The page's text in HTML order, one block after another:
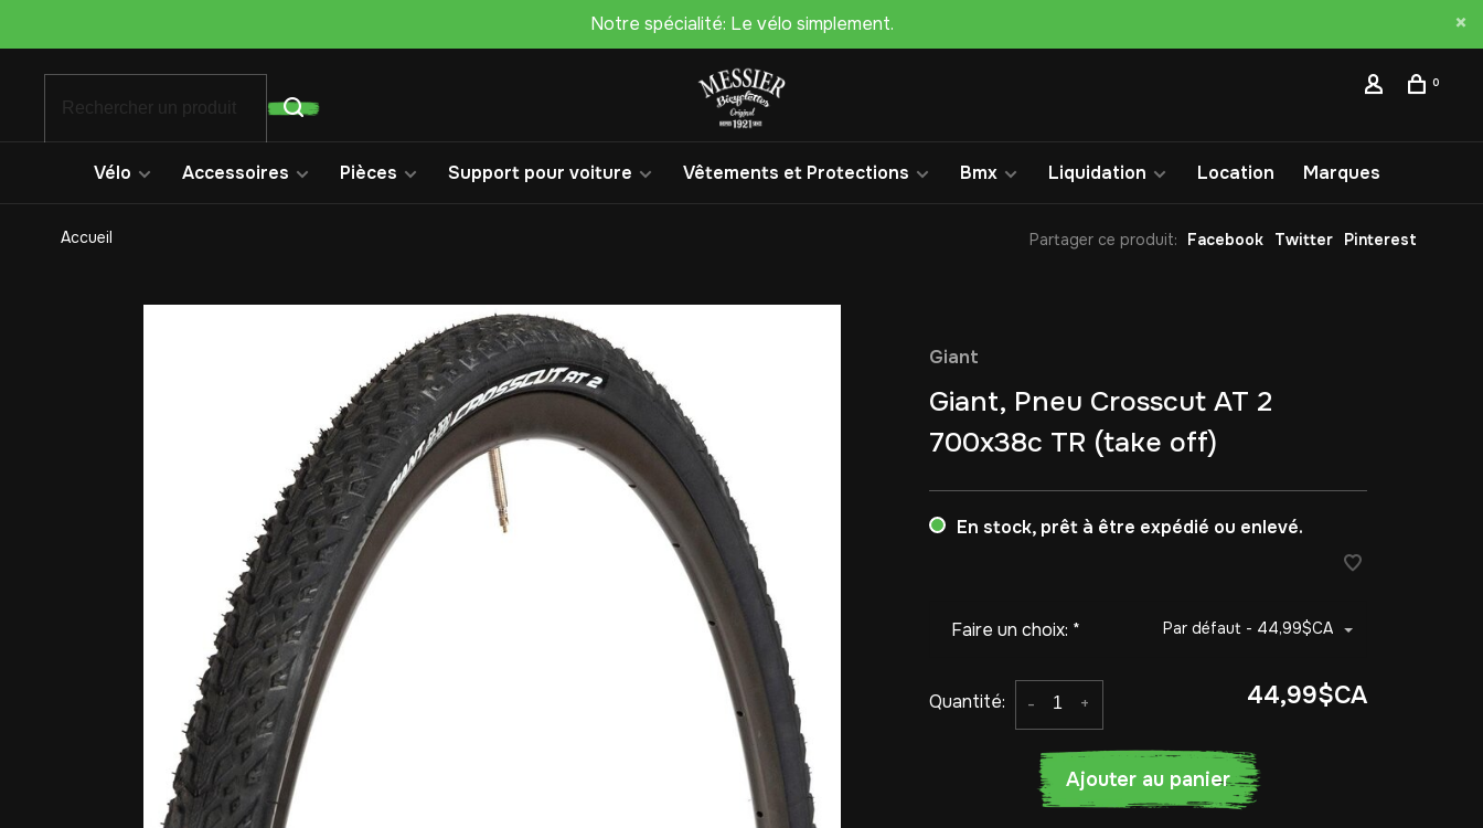
Notre spécialité: Le vélo simplement.
0
Vélo Accessoires Pièces Support pour voiture Vêtements et Protections Bmx Liquidation Location Marques
Accueil Partager ce produit: Facebook Twitter Pinterest
Giant
Giant, Pneu Crosscut AT 2
700x38c TR (take off)
En stock, prêt à être expédié ou enlevé.
Faire un choix: * Par défaut - 44,99$CA
Quantité: +
- 44,99$CA
Ajouter au panier